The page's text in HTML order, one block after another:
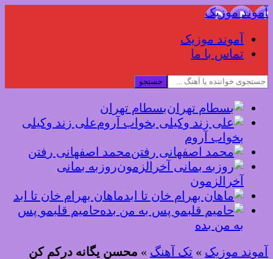
آموند موزیک
آموند موزیک
تماس با ما
جستجو
بسطام تهران
علی زند وکیلی
بخواب آروم
محمد اصفهانی رفتن
روزبه بمانی
آخرالزمون
ماهان بهرام خان تا ابد
حامیم قلبمو پس
به من بده
آموند موزیک » تک آهنگ » محسن یگانه درکم کن